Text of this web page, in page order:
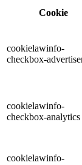
Cookie
cookielawinfo-
checkbox-
cookielawinfo-
checkbox-analytics
cookielawinfo-